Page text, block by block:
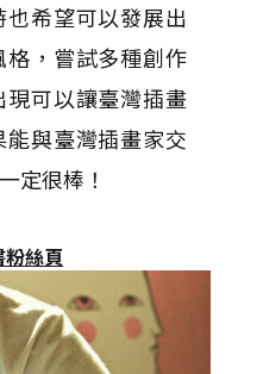
希望可以發展出
，嘗試多種創作
可以讓臺灣插畫
與臺灣插畫家交
定很棒！
粉絲頁